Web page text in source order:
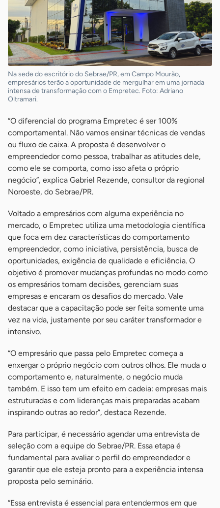
Na sede do escritório do Sebrae/PR, em Campo Mourão,
empresários terão a oportunidade de mergulhar em uma jornada
intensa de transformação com o Empretec. Foto: Adriano
Oltramari.
“O diferencial do programa Empretec é ser 100%
comportamental. Não vamos ensinar técnicas de vendas
ou fluxo de caixa. A proposta é desenvolver o
empreendedor como pessoa, trabalhar as atitudes dele,
como ele se comporta, como isso afeta o próprio
negócio”, explica Gabriel Rezende, consultor da regional
Noroeste, do Sebrae/PR.
Voltado a empresários com alguma experiência no
mercado, o Empretec utiliza uma metodologia científica
que foca em dez características do comportamento
empreendedor, como iniciativa, persistência, busca de
oportunidades, exigência de qualidade e eficiência. O
objetivo é promover mudanças profundas no modo como
os empresários tomam decisões, gerenciam suas
empresas e encaram os desafios do mercado. Vale
destacar que a capacitação pode ser feita somente uma
vez na vida, justamente por seu caráter transformador e
intensivo.
“O empresário que passa pelo Empretec começa a
enxergar o próprio negócio com outros olhos. Ele muda o
comportamento e, naturalmente, o negócio muda
também. E isso tem um efeito em cadeia: empresas mais
estruturadas e com lideranças mais preparadas acabam
inspirando outras ao redor”, destaca Rezende.
Para participar, é necessário agendar uma entrevista de
seleção com a equipe do Sebrae/PR. Essa etapa é
fundamental para avaliar o perfil do empreendedor e
garantir que ele esteja pronto para a experiência intensa
proposta pelo seminário.
“Essa entrevista é essencial para entendermos em que